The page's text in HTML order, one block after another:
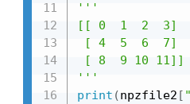
'''
[[ 0  1  2  3]
[ 4  5  6  7]
[ 8  9 10 11]]
'''
print (npzfile2 [